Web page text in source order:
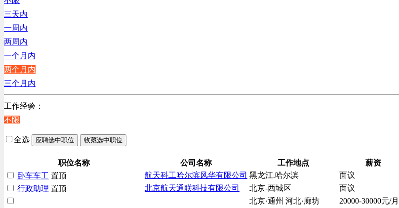
上海
三天内
一周内
两周内
一个月内
两个月内
三个月内
工作经验：
不限
全选 应聘选中职位 收藏选中职位
职位名称
公司名称 工作地点 薪资
卧车车工 置顶 航天科工哈尔滨风华有限公司 黑龙江.哈尔滨 面议
行政助理 置顶 北京航天通联科技有限公司 北京-西城区 面议
北京·通州 河北·廊坊
20000-30000元/月